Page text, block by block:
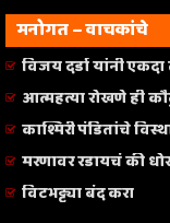
मनोगत – वाचकांचे
विजय दर्डा यांनी एकदा
आत्महत्या रोखणे ही
काश्मिरी पंडितांचे
मरणावर रडायचं की
विटभट्ट्या बंद करा